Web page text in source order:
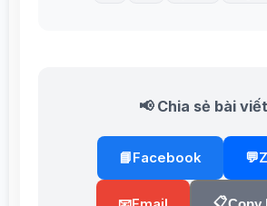
📢 Chia sẻ bài viết
📘Facebook 💬
📋